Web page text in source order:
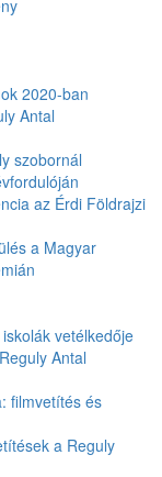
2020-ban
Antal
szobornál
az Érdi Földrajzi
a Magyar
vetélkedője
Antal
filmvetítés és
a Reguly